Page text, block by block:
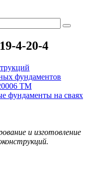
4-20-4
фундаментов
ТМ
фундаменты на сваях
и изготовление